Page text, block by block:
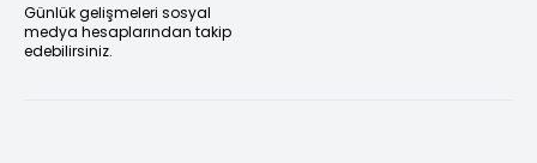
Günlük gelişmeleri sosyal
medya hesaplarından takip
edebilirsiniz.